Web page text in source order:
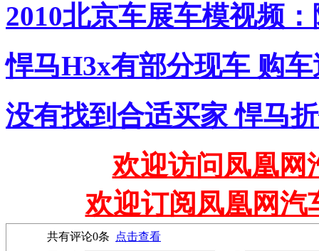
2010北京车展车模视频
悍马H3x有部分现车 购
没有找到合适买家 悍马
欢迎访问凤凰网
欢迎订阅凤凰网汽
共有评论0条
点击查看